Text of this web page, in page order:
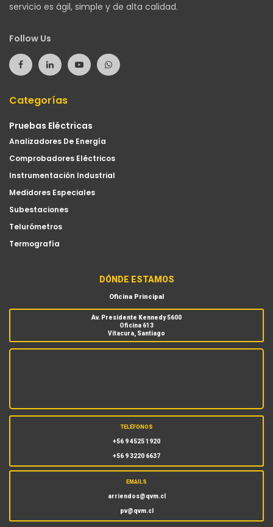
servicio es ágil, simple y de alta calidad.
Follow Us
Categorías
Pruebas Eléctricas
Analizadores De Energía
Comprobadores Eléctricos
Instrumentación Industrial
Medidores Especiales
Subestaciones
Telurómetros
Termografía
DÓNDE ESTAMOS
Oficina Principal
Av. Presidente Kennedy 5600
Oficina 613
Vitacura, Santiago
TELÉFONOS
+56 9 4525 1920
+56 9 3220 6637
EMAILS
arriendos@qvm.cl
pv@qvm.cl